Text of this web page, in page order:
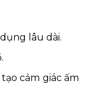
lâu dài.
cảm giác ấm